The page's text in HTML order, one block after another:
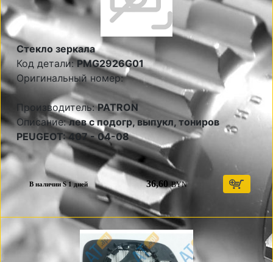
Стекло зеркала
Код детали:PMG2926G01
Оригинальный номер:
Производитель:PATRON
Описание:лев с подогр, выпукл, тониров
PEUGEOT: 407 - 04-08
В наличии S 1 дней 36,60 BYN